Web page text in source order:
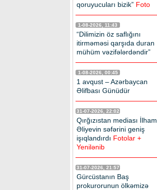
qoruyucuları bizik” Foto
1-08-2026, 11:43
“Dilimizin öz saflığını
itirməməsi qarşıda duran
mühüm vəzifələrdəndir”
1-08-2026, 00:45
1 avqust – Azərbaycan
Əlifbası Günüdür
31-07-2026, 22:02
Qırğızıstan mediası İlham
Əliyevin səfərini geniş
işıqlandırdı Fotolar +
Yenilənib
31-07-2026, 21:57
Gürcüstanın Baş
prokurorunun ölkəmizə